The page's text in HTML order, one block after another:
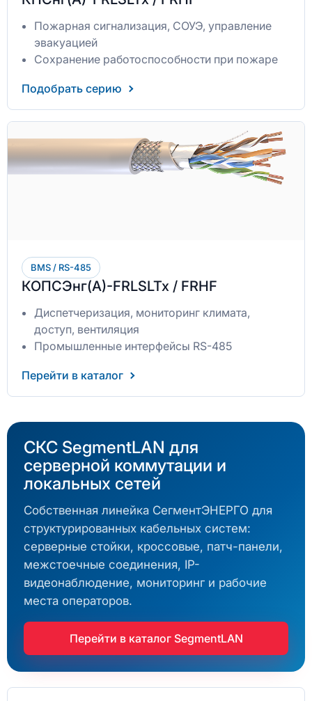
Пожарная сигнализация, СОУЭ, управление
эвакуацией
Сохранение работоспособности при пожаре
Подобрать серию
BMS / RS-485
КОПСЭнг(А)-FRLSLTx / FRHF
Диспетчеризация, мониторинг климата,
доступ, вентиляция
Промышленные интерфейсы RS-485
Перейти в каталог
СКС SegmentLAN для
серверной коммутации и
локальных сетей
Собственная линейка СегментЭНЕРГО для
структурированных кабельных систем:
серверные стойки, кроссовые, патч-панели,
межстоечные соединения, IP-
видеонаблюдение, мониторинг и рабочие
места операторов.
Перейти в каталог SegmentLAN